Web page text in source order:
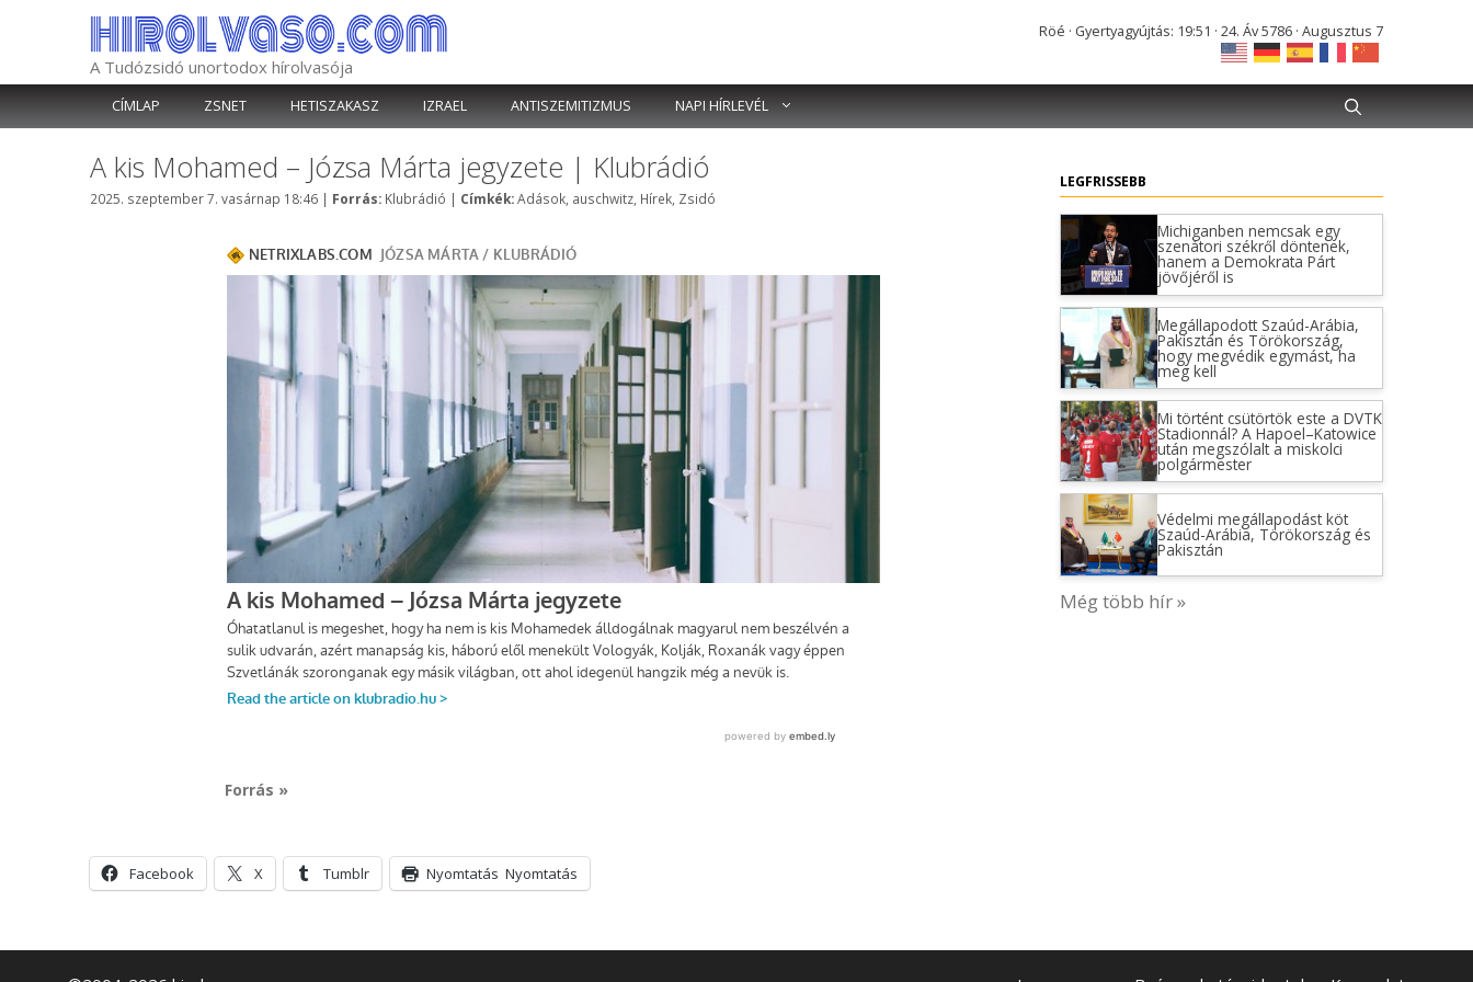
A Tudózsidó unortodox hírolvasója
Röé · Gyertyagyújtás: 19:51 · 24. Áv 5786 · Augusztus 7
CÍMLAP ZSNET HETISZAKASZ IZRAEL ANTISZEMITIZMUS NAPI HÍRLEVÉL
A kis Mohamed – Józsa Márta jegyzete | Klubrádió
2025. szeptember 7. vasárnap 18:46 | Forrás: Kategória
Klubrádió | Címkék: Címkék
Adások auschwitz Hírek Zsidó
Forrás »
Facebook X Tumblr Nyomtatás Nyomtatás
LEGFRISSEBB
Michiganben nemcsak egy
szenátori székről döntenek,
hanem a Demokrata Párt
jövőjéről is
Megállapodott Szaúd-Arábia,
Pakisztán és Törökország,
hogy megvédik egymást, ha
meg kell
Mi történt csütörtök este a DVTK
Stadionnál? A Hapoel–Katowice
után megszólalt a miskolci
polgármester
Védelmi megállapodást köt
Szaúd-Arábia, Törökország és
Pakisztán
Még több hír »